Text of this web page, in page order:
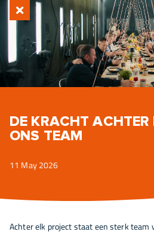
DE KRACHT ACHTER
ONS TEAM
11 May 2026
Achter elk project staat een sterk team